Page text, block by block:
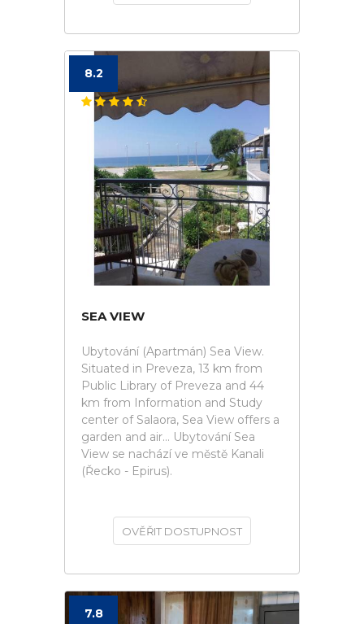
8.2
SEA VIEW
Ubytování (Apartmán) Sea View.
Situated in Preveza, 13 km from
Public Library of Preveza and 44
km from Information and Study
center of Salaora, Sea View offers a
garden and air... Ubytování Sea
View se nachází ve městě Kanali
(Řecko - Epirus).
OVĚŘIT DOSTUPNOST
7.8